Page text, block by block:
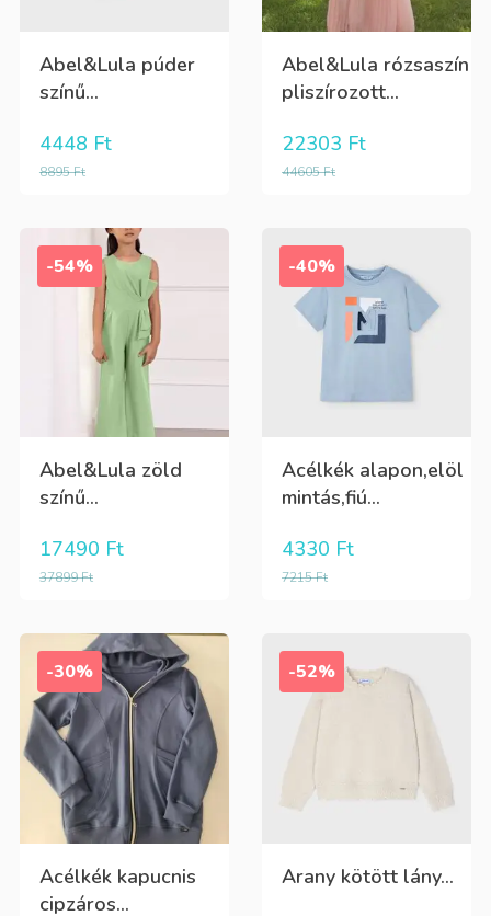
Abel&Lula púder
színű...
8895Ft
4448 Ft
Abel&Lula rózsaszín
pliszírozott...
44605Ft
22303 Ft
-54%
Abel&Lula zöld
színű...
37899Ft
17490 Ft
-40%
Acélkék alapon,elöl
mintás,fiú...
7215Ft
4330 Ft
-30%
Acélkék kapucnis
cipzáros...
-52%
Arany kötött lány...